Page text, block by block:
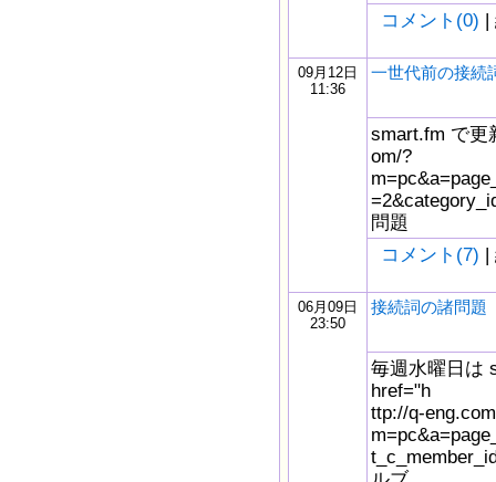
コメント(0) |
09月12日
11:36
一世代前の接続
smart.fm で更
om/?
問題
コメント(7) |
06月09日
23:50
接続詞の諸問題
毎週水曜日は
href="h
ttp://q-